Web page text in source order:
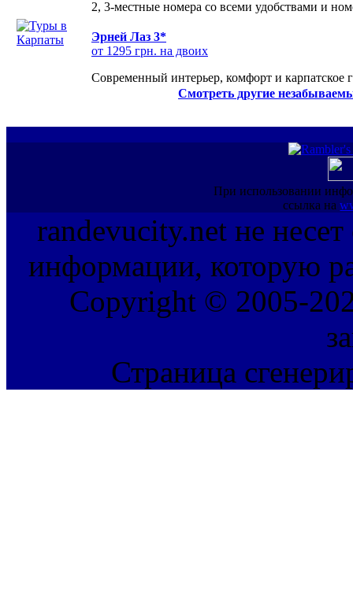
2, 3-местные номера со всеми удобствами и
Эрней Лаз 3*
от 1295 грн. на двоих
Современный интерьер, комфорт и карпатское
Смотреть другие
При использовании
ссылка на
randevucity.net не несет
информации, которую
Copyright © 2005-
Страница